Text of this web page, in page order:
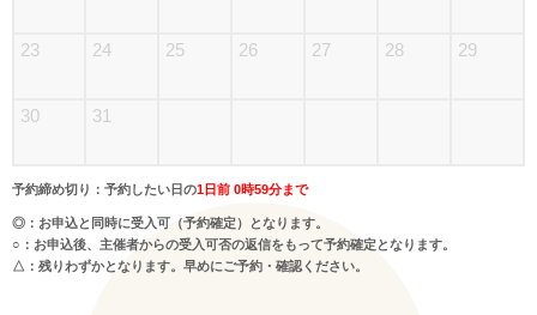
23 24 25 26 27 28 29
30 31
予約締め切り：予約したい日の1日前 0時59分まで
◎：お申込と同時に受入可（予約確定）となります。
○：お申込後、主催者からの受入可否の返信をもって予約確定となります。
△：残りわずかとなります。早めにご予約・確認ください。